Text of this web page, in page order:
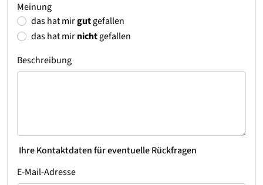
Meinung
das hat mirgutgefallen
das hat mirnichtgefallen
Beschreibung
Ihre Kontaktdaten für eventuelle Rückfragen
E-Mail-Adresse